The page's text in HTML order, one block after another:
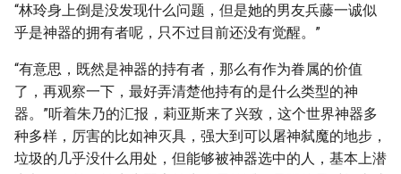
“林玲身上倒是没发现什么问题，但是她的男友兵藤一诚似
乎是神器的拥有者呢，只不过目前还没有觉醒。”
“有意思，既然是神器的持有者，那么有作为眷属的价值
了，再观察一下，最好弄清楚他持有的是什么类型的神
器。”听着朱乃的汇报，莉亚斯来了兴致，这个世界神器多
种多样，厉害的比如神灭具，强大到可以屠神弑魔的地步，
垃圾的几乎没什么用处，但能够被神器选中的人，基本上潜